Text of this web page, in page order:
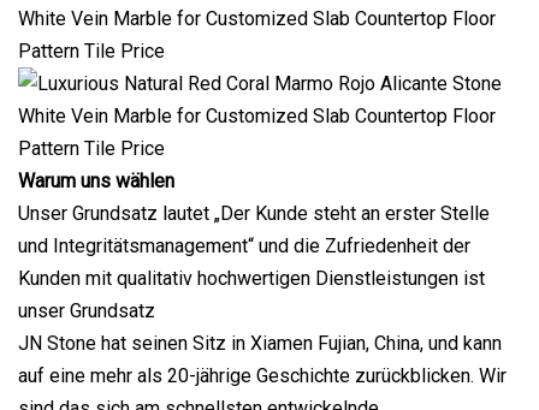
Warum uns wählen
Unser Grundsatz lautet „Der Kunde steht an erster Stelle
und Integritätsmanagement“ und die Zufriedenheit der
Kunden mit qualitativ hochwertigen Dienstleistungen ist
unser Grundsatz
JN Stone hat seinen Sitz in Xiamen Fujian, China, und kann
auf eine mehr als 20-jährige Geschichte zurückblicken. Wir